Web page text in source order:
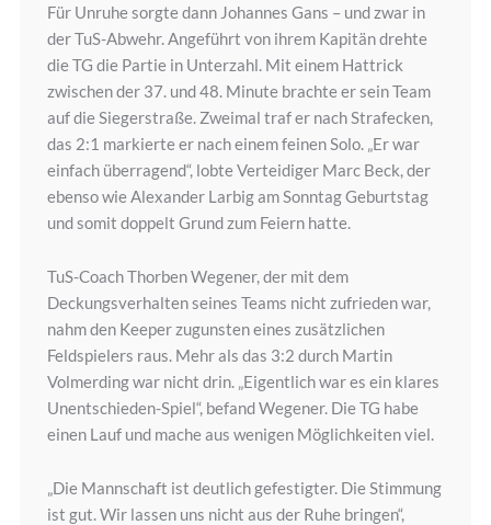
Für Unruhe sorgte dann Johannes Gans – und zwar in
der TuS-Abwehr. Angeführt von ihrem Kapitän drehte
die TG die Partie in Unterzahl. Mit einem Hattrick
zwischen der 37. und 48. Minute brachte er sein Team
auf die Siegerstraße. Zweimal traf er nach Strafecken,
das 2:1 markierte er nach einem feinen Solo. „Er war
einfach überragend“, lobte Verteidiger Marc Beck, der
ebenso wie Alexander Larbig am Sonntag Geburtstag
und somit doppelt Grund zum Feiern hatte.
TuS-Coach Thorben Wegener, der mit dem
Deckungsverhalten seines Teams nicht zufrieden war,
nahm den Keeper zugunsten eines zusätzlichen
Feldspielers raus. Mehr als das 3:2 durch Martin
Volmerding war nicht drin. „Eigentlich war es ein klares
Unentschieden-Spiel“, befand Wegener. Die TG habe
einen Lauf und mache aus wenigen Möglichkeiten viel.
„Die Mannschaft ist deutlich gefestigter. Die Stimmung
ist gut. Wir lassen uns nicht aus der Ruhe bringen“,